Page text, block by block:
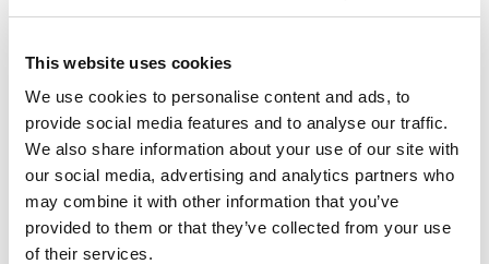
This website uses cookies
We use cookies to personalise content and ads, to
provide social media features and to analyse our traffic.
We also share information about your use of our site with
our social media, advertising and analytics partners who
may combine it with other information that you’ve
provided to them or that they’ve collected from your use
of their services.
STRATO ® COLOUR
STRATO® COLOUR